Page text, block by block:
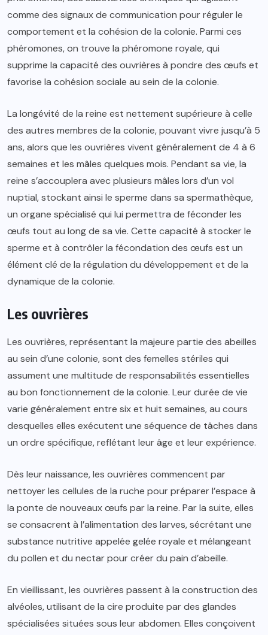
comme des signaux de communication pour réguler le
comportement et la cohésion de la colonie. Parmi ces
phéromones, on trouve la phéromone royale, qui
supprime la capacité des ouvrières à pondre des œufs et
favorise la cohésion sociale au sein de la colonie.
La longévité de la reine est nettement supérieure à celle
des autres membres de la colonie, pouvant vivre jusqu’à 5
ans, alors que les ouvrières vivent généralement de 4 à 6
semaines et les mâles quelques mois. Pendant sa vie, la
reine s’accouplera avec plusieurs mâles lors d’un vol
nuptial, stockant ainsi le sperme dans sa spermathèque,
un organe spécialisé qui lui permettra de féconder les
œufs tout au long de sa vie. Cette capacité à stocker le
sperme et à contrôler la fécondation des œufs est un
élément clé de la régulation du développement et de la
dynamique de la colonie.
Les ouvrières
Les ouvrières, représentant la majeure partie des abeilles
au sein d’une colonie, sont des femelles stériles qui
assument une multitude de responsabilités essentielles
au bon fonctionnement de la colonie. Leur durée de vie
varie généralement entre six et huit semaines, au cours
desquelles elles exécutent une séquence de tâches dans
un ordre spécifique, reflétant leur âge et leur expérience.
Dès leur naissance, les ouvrières commencent par
nettoyer les cellules de la ruche pour préparer l’espace à
la ponte de nouveaux œufs par la reine. Par la suite, elles
se consacrent à l’alimentation des larves, sécrétant une
substance nutritive appelée gelée royale et mélangeant
du pollen et du nectar pour créer du pain d’abeille.
En vieillissant, les ouvrières passent à la construction des
alvéoles, utilisant de la cire produite par des glandes
spécialisées situées sous leur abdomen. Elles conçoivent